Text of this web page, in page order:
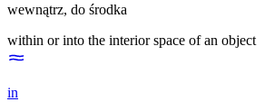
wewnątrz, do środka
within or into the interior space of an object
in